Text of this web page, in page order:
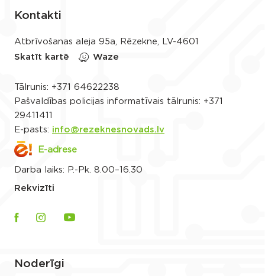
Kontakti
Atbrīvošanas aleja 95a, Rēzekne, LV-4601
Skatīt kartē
Waze
Tālrunis: +371 64622238
Pašvaldības policijas informatīvais tālrunis: +371
29411411
E-pasts: info@rezeknesnovads.lv
E-adrese
Darba laiks: P.-Pk. 8.00–16.30
Rekvizīti
Noderīgi